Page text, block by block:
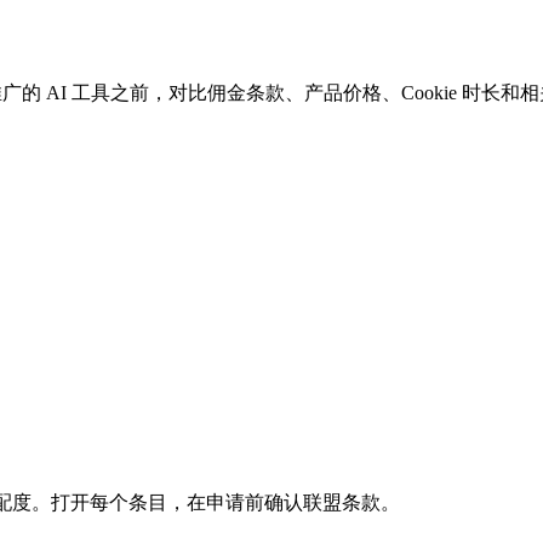
AI 工具之前，对比佣金条款、产品价格、Cookie 时长和相
。打开每个条目，在申请前确认联盟条款。